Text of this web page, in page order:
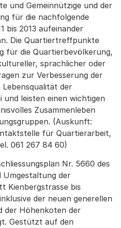
und Gemeinnützige und der
für die nachfolgende
bis 2013 aufeinander
Die Quartiertreffpunkte
für die Quartierbevölkerung,
sprachlicher oder
zur Verbesserung der
der
leisten einen wichtigen
Zusammenleben
(Auskunft:
für Quartierarbeit,
061 267 84 60)
Nr. 5660 des
der
Kienbergstrasse bis
der neuen generellen
der Höhenkoten der
Gestützt auf den